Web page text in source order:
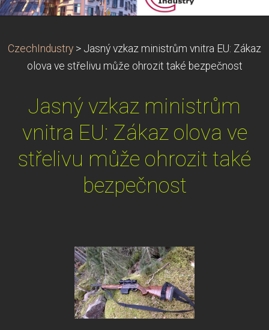
CzechIndustry > Jasný vzkaz ministrům vnitra EU: Zákaz
olova ve střelivu může ohrozit také bezpečnost
Jasný vzkaz ministrům
vnitra EU: Zákaz olova ve
střelivu může ohrozit také
bezpečnost